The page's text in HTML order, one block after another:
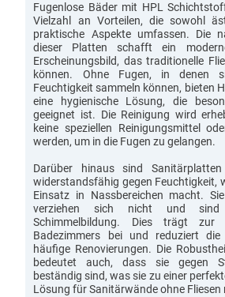
Fugenlose Bäder mit HPL
Vielzahl an Vorteilen, die sowohl
praktische Aspekte umfassen. Die
dieser Platten schafft ein
Erscheinungsbild, das traditionelle
können. Ohne Fugen, in denen
Feuchtigkeit sammeln können, bieten
eine hygienische Lösung, die
geeignet ist. Die Reinigung wird
keine speziellen Reinigungsmittel
werden, um in die Fugen zu gelangen.
Darüber hinaus sind
widerstandsfähig gegen Feuchtigkeit,
Einsatz in Nassbereichen macht.
verziehen sich nicht und sind
Schimmelbildung. Dies trägt zur
Badezimmers bei und reduziert
häufige Renovierungen. Die
bedeutet auch, dass sie gegen
beständig sind, was sie zu einer
Lösung für Sanitärwände ohne Fliesen